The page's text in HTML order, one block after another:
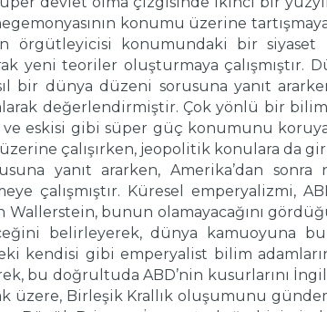
konumu üzerine
örgütleyicisi konumundaki bir siyaset
yeni teoriler oluşturmaya çalışmıştır.
bir dünya düzeni sorusuna yanıt
değerlendirmiştir. Çok yönlü bir
eskisi gibi süper güç konumunu
çalışırken, jeopolitik konulara da
yanıt ararken, Amerika’dan
çalışmıştır. Küresel
Wallerstein, bunun olamayacağını
belirleyerek, dünya kamuoyuna
kendisi gibi emperyalist bilim
bu doğrultuda ABD’nin kusurlarını
üzere, Birleşik Krallık oluşumunu